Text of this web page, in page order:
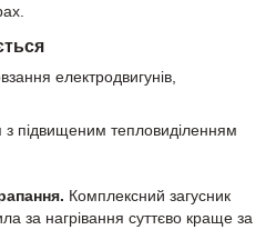
електродвигунів,
з підвищеним тепловиділенням
Комплексний загусник
за нагрівання суттєво краще за